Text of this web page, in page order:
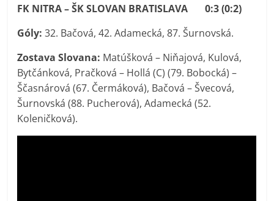
FK NITRA – ŠK SLOVAN BRATISLAVA 0:3 (0:2)
Góly: 32. Bačová, 42. Adamecká, 87. Šurnovská.
Zostava Slovana: Matúšková – Niňajová, Kulová,
Bytčánková, Pračková – Hollá (C) (79. Bobocká) –
Ščasnárová (67. Čermáková), Bačová – Švecová,
Šurnovská (88. Pucherová), Adamecká (52.
Koleničková).